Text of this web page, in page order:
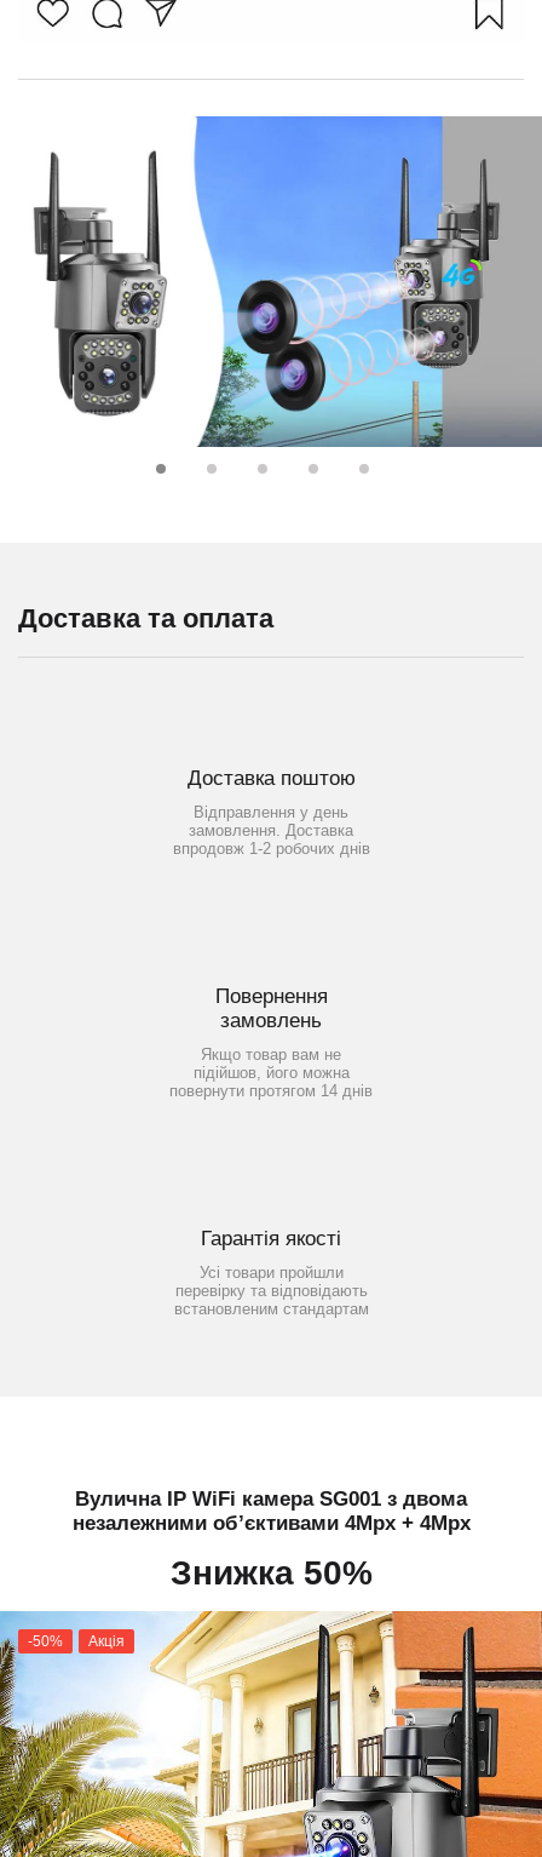
Доставка та оплата
Доставка поштою
Відправлення у день
замовлення. Доставка
впродовж 1-2 робочих днів
Повернення
замовлень
Якщо товар вам не
підійшов, його можна
повернути протягом 14 днів
Гарантія якості
Усі товари пройшли
перевірку та відповідають
встановленим стандартам
Вулична IP WiFi камера SG001 з двома
незалежними об’єктивами 4Mpx + 4Mpx
Знижка 50%
-50% Акція